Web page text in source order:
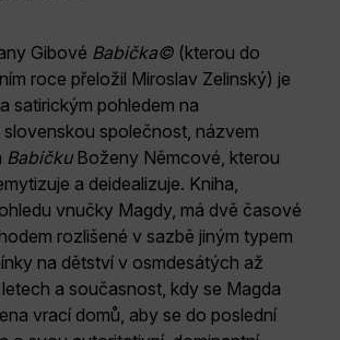
Gibové Babička© (kterou do
roce přeložil Miroslav Zelinský) je
satirickým pohledem na
společnost, názvem
BabičkuBoženy Němcové, kterou
a deidealizuje. Kniha,
vnučky Magdy, má dvě časové
rozlišené v sazbě jiným typem
na dětství v osmdesátých až
a současnost, kdy se Magda
vrací domů, aby se do poslední